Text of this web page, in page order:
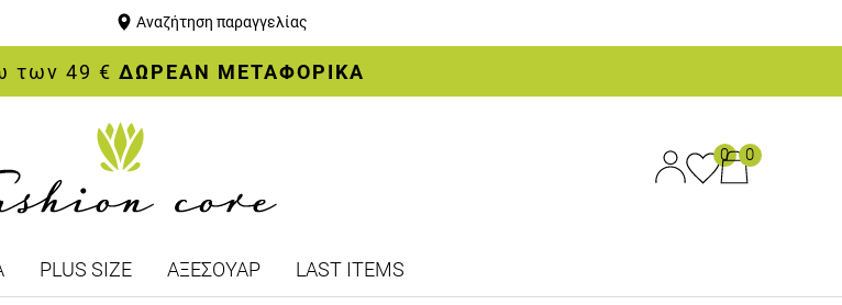
Αναζήτηση παραγγελίας
των 49 € ΔΩΡΕΑΝ ΜΕΤΑΦΟΡΙΚΑ
0 0
PLUS SIZE ΑΞΕΣΟΥΑΡ LAST ITEMS